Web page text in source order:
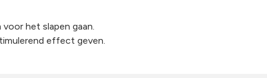
het slapen gaan.
effect geven.